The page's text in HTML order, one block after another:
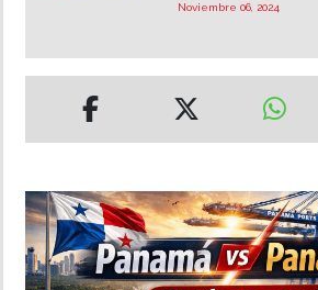
Noviembre 06, 2024